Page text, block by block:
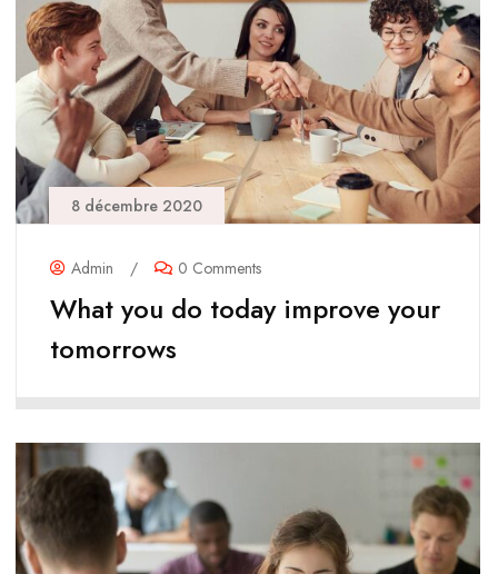
8 décembre 2020
Admin / 0 Comments
What you do today improve your
tomorrows